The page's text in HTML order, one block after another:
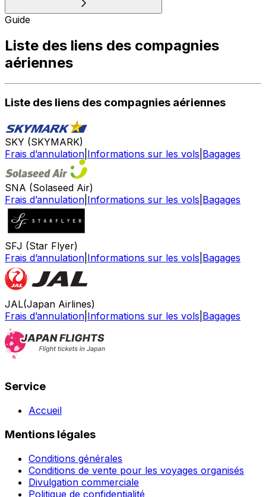
Guide
Liste des liens des compagnies
aériennes
Liste des liens des compagnies aériennes
SKY (SKYMARK)
Frais d’annulation Informations sur les vols Bagages
SNA (Solaseed Air)
Frais d’annulation Informations sur les vols Bagages
SFJ (Star Flyer)
Frais d’annulation Informations sur les vols Bagages
JAL(Japan Airlines)
Frais d’annulation Informations sur les vols Bagages
Service
Accueil
Mentions légales
Conditions générales
Conditions de vente pour les voyages organisés
Divulgation commerciale
Politique de confidentialité